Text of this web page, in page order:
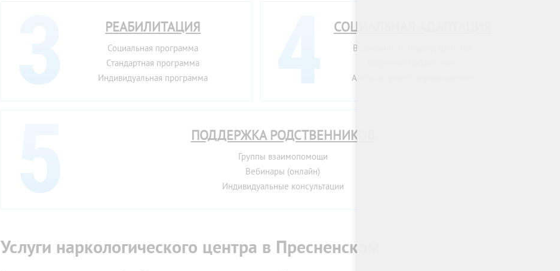
РЕАБИЛИТАЦИЯ
Социальная программа
Стандартная программа
Индивидуальная программа
СОЦИАЛЬНАЯ АДАПТАЦИЯ
Возможность трудоустройства
Амбулаторное сопровождение
ПОДДЕРЖКА РОДСТВЕННИКОВ
Группы взаимопомощи
Вебинары (онлайн)
Индивидуальные консультации
Услуги наркологического центра в Пресненском